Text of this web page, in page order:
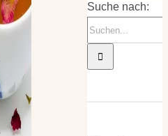
Suche nach: